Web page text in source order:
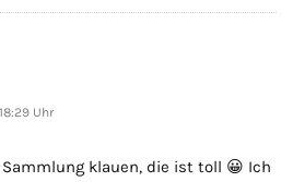
Uhr
klauen, die ist toll 😀 Ich